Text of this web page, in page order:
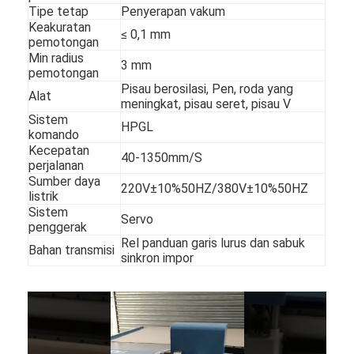
Tentang kami
Tur Pabrik
Kontrol kualitas
Hubungi kami
Berita
Kasus
Laser cutting mesin
Memotong baja aturan
Die Cutting Consumables
Tipe tetap
Penyerapan vakum
Keakuratan
pemotongan
≤ 0,1 mm
Min radius
pemotongan
3 mm
Alat
Pisau berosilasi, Pen, roda yang
meningkat, pisau seret, pisau V
Sistem
komando
HPGL
Kecepatan
perjalanan
40-1350mm/S
Sumber daya
listrik
220V±10%50HZ/380V±10%50HZ
Sistem
penggerak
Servo
Bahan transmisi Rel panduan garis lurus dan sabuk
sinkron impor